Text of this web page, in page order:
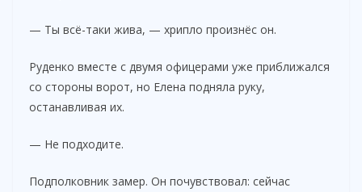
— Ты всё-таки жива, — хрипло произнёс он.
Руденко вместе с двумя офицерами уже приближался
со стороны ворот, но Елена подняла руку,
останавливая их.
— Не подходите.
Подполковник замер. Он почувствовал: сейчас